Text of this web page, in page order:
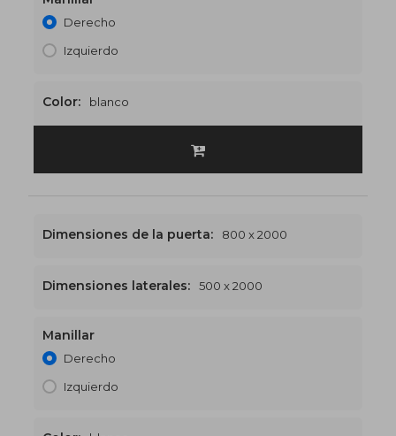
Derecho
Izquierdo
Color: blanco
1300 x 2000
Dimensiones de la puerta: 800 x 2000
Dimensiones laterales: 500 x 2000
Manillar
Derecho
Izquierdo